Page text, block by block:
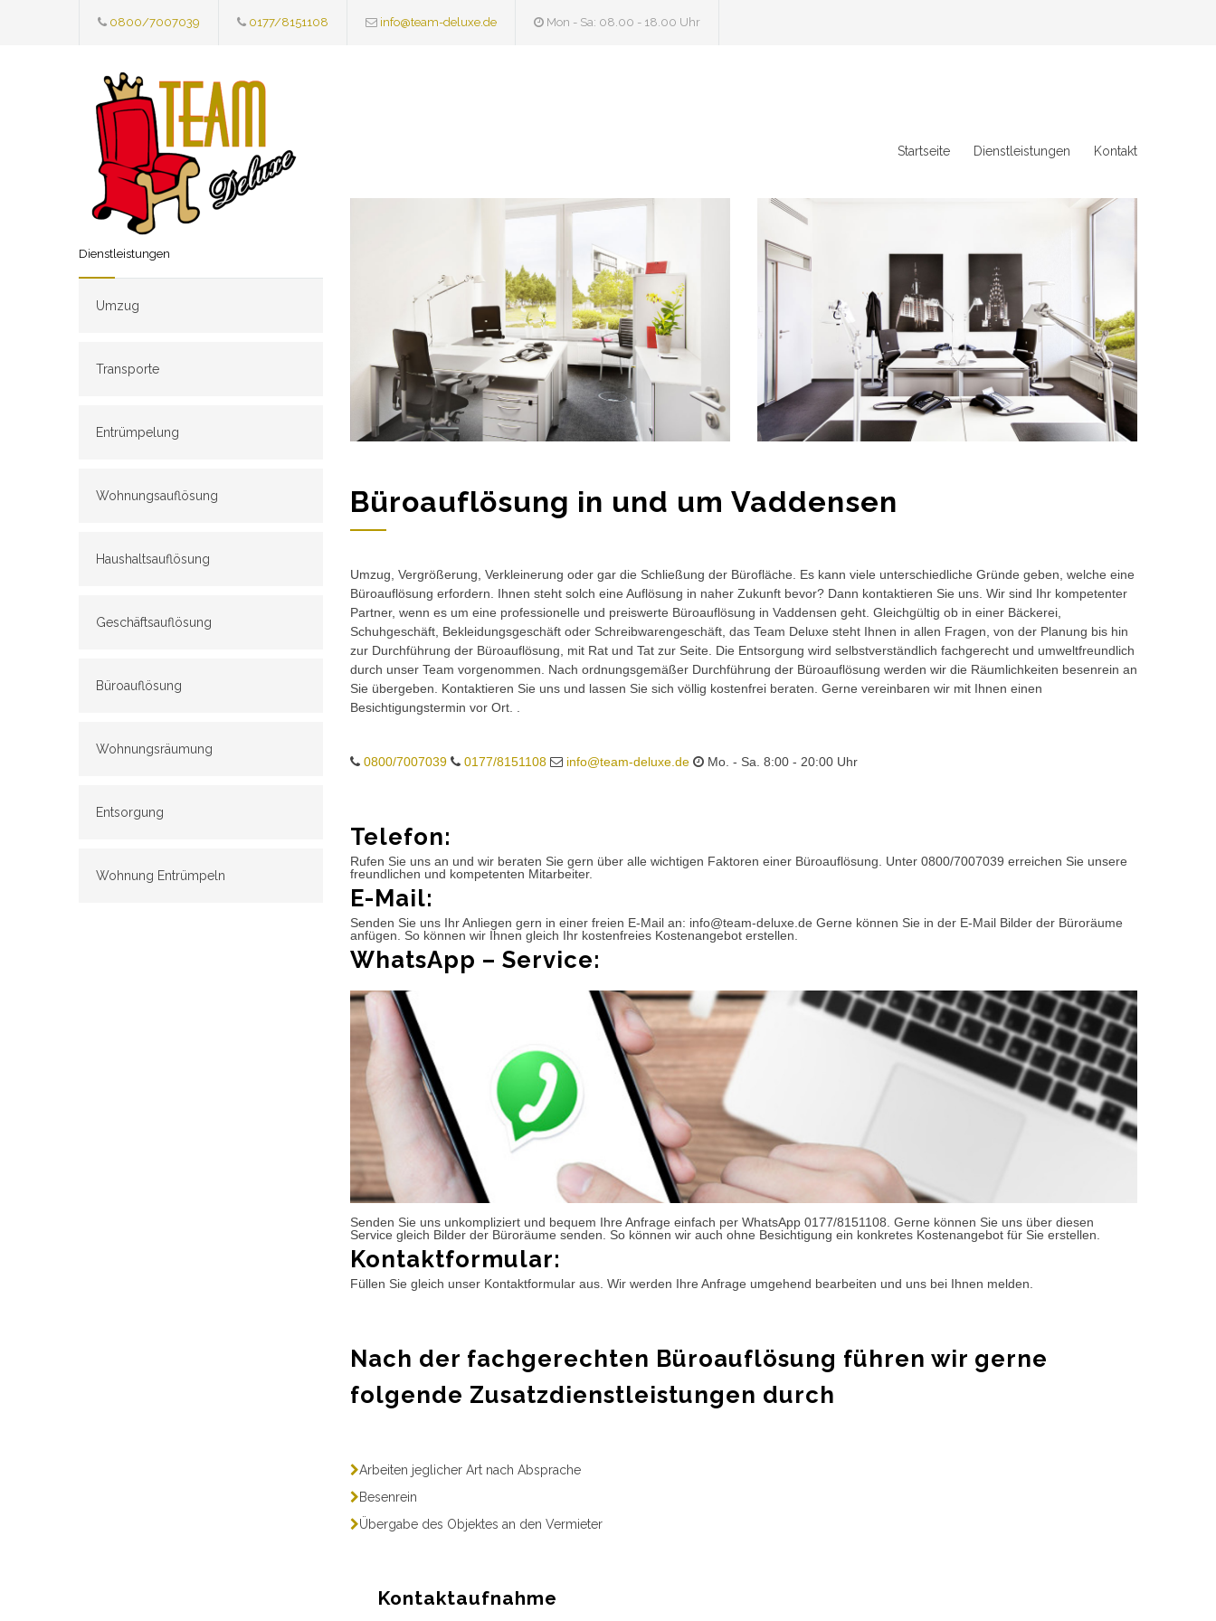
0800/7007039 0177/8151108 info@team-deluxe.de Mon - Sa: 08.00 - 18.00 Uhr
Startseite Dienstleistungen Kontakt
Dienstleistungen
Umzug
Transporte
Entrümpelung
Wohnungsauflösung
Haushaltsauflösung
Geschäftsauflösung
Büroauflösung
Wohnungsräumung
Entsorgung
Wohnung Entrümpeln
Büroauflösung in und um Vaddensen
Umzug, Vergrößerung, Verkleinerung oder gar die Schließung der Bürofläche. Es kann viele unterschiedliche Gründe geben, welche eine
Büroauflösung erfordern. Ihnen steht solch eine Auflösung in naher Zukunft bevor? Dann kontaktieren Sie uns. Wir sind Ihr kompetenter
Partner, wenn es um eine professionelle und preiswerte Büroauflösung in Vaddensen geht. Gleichgültig ob in einer Bäckerei,
Schuhgeschäft, Bekleidungsgeschäft oder Schreibwarengeschäft, das Team Deluxe steht Ihnen in allen Fragen, von der Planung bis hin
zur Durchführung der Büroauflösung, mit Rat und Tat zur Seite. Die Entsorgung wird selbstverständlich fachgerecht und umweltfreundlich
durch unser Team vorgenommen. Nach ordnungsgemäßer Durchführung der Büroauflösung werden wir die Räumlichkeiten besenrein an
Sie übergeben. Kontaktieren Sie uns und lassen Sie sich völlig kostenfrei beraten. Gerne vereinbaren wir mit Ihnen einen
Besichtigungstermin vor Ort. .
0800/7007039 0177/8151108 info@team-deluxe.de Mo. - Sa. 8:00 - 20:00 Uhr
Telefon:
Rufen Sie uns an und wir beraten Sie gern über alle wichtigen Faktoren einer Büroauflösung. Unter 0800/7007039 erreichen Sie unsere
freundlichen und kompetenten Mitarbeiter.
E-Mail:
Senden Sie uns Ihr Anliegen gern in einer freien E-Mail an: info@team-deluxe.de Gerne können Sie in der E-Mail Bilder der Büroräume
anfügen. So können wir Ihnen gleich Ihr kostenfreies Kostenangebot erstellen.
WhatsApp – Service:
Senden Sie uns unkompliziert und bequem Ihre Anfrage einfach per WhatsApp 0177/8151108. Gerne können Sie uns über diesen
Service gleich Bilder der Büroräume senden. So können wir auch ohne Besichtigung ein konkretes Kostenangebot für Sie erstellen.
Kontaktformular:
Füllen Sie gleich unser Kontaktformular aus. Wir werden Ihre Anfrage umgehend bearbeiten und uns bei Ihnen melden.
Nach der fachgerechten Büroauflösung führen wir gerne
folgende Zusatzdienstleistungen durch
Arbeiten jeglicher Art nach Absprache
Besenrein
Übergabe des Objektes an den Vermieter
Kontaktaufnahme